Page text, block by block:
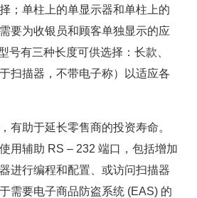
；单柱上的单显示器和单柱上的
要为收银员和顾客单独显示的应
号有三种长度可供选择：长款、
扫描器，不带电子称）以适应各
有助于延长零售商的投资寿命。
用辅助 RS – 232 端口，包括增加
进行编程和配置、或访问扫描器
需要电子商品防盗系统 (EAS) 的